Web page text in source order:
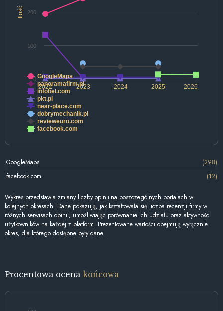
Ilość
2022 2024 2026
2023 2025
0
100
200
GoogleMaps
panoramafirm.pl
infobel.com
pkt.pl
near-place.com
dobrymechanik.pl
revieweuro.com
facebook.com
GoogleMaps
(298)
facebook.com
(12)
Wykres przedstawia zmiany liczby opinii na poszczególnych portalach w
kolejnych okresach. Dane pokazują, jak kształtowała się liczba recenzji firmy w
różnych serwisach opinii, umożliwiając porównanie ich udziału oraz aktywności
użytkowników na każdej z platform. Prezentowane wartości obejmują wyłącznie
okres, dla którego dostępne były dane.
Procentowa ocenakońcowa